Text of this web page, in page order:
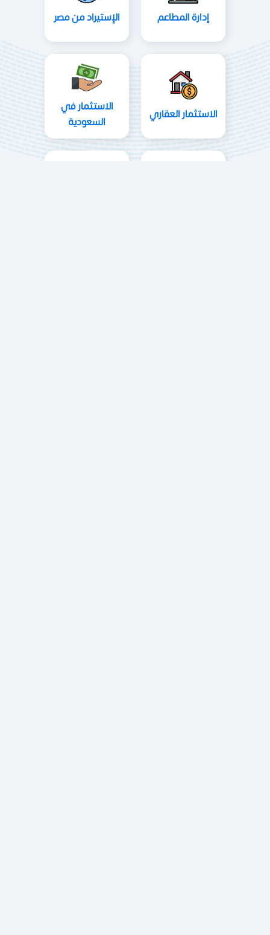
إدارة المطاعم الإستيراد من مصر
الاستثمار العقاري
الاستثمار في
السعودية